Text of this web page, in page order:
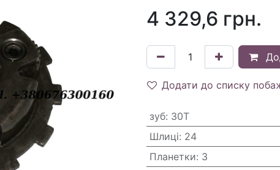
4 329,6 грн.
Додати до списку
зуб: 30T
Шлиці: 24
Планетки: 3